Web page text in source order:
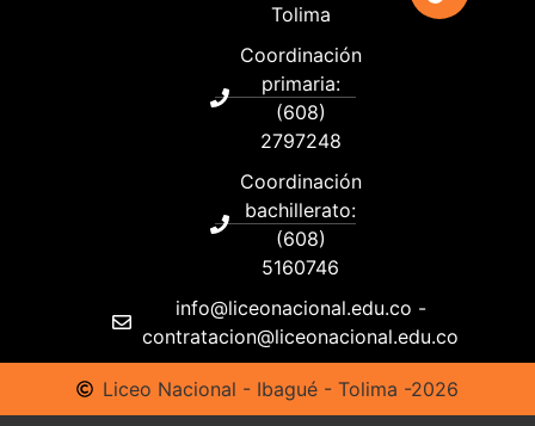
Tolima
Coordinación
primaria:
(608)
2797248
Coordinación
bachillerato:
(608)
5160746
info@liceonacional.edu.co -
contratacion@liceonacional.edu.co
Liceo Nacional - Ibagué - Tolima -2026